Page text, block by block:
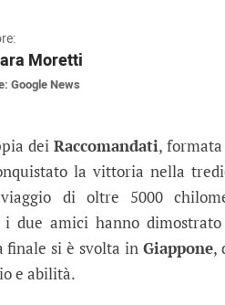
Moretti
Google News
e Filippo
dei Raccomandati,
la vittoria nella
di oltre 5000
i due amici hanno
finale si è svolta inGiappone,
e abilità.